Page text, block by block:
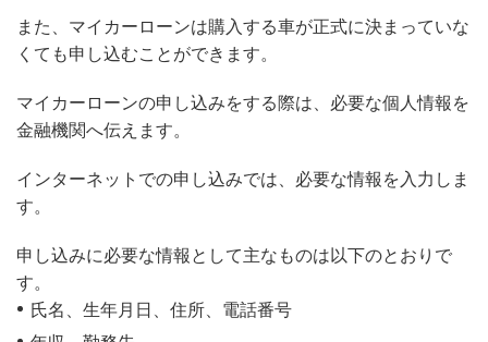
また、マイカーローンは購入する車が正式に決まっていな
くても申し込むことができます。
マイカーローンの申し込みをする際は、必要な個人情報を
金融機関へ伝えます。
インターネットでの申し込みでは、必要な情報を入力しま
す。
申し込みに必要な情報として主なものは以下のとおりで
す。
氏名、生年月日、住所、電話番号